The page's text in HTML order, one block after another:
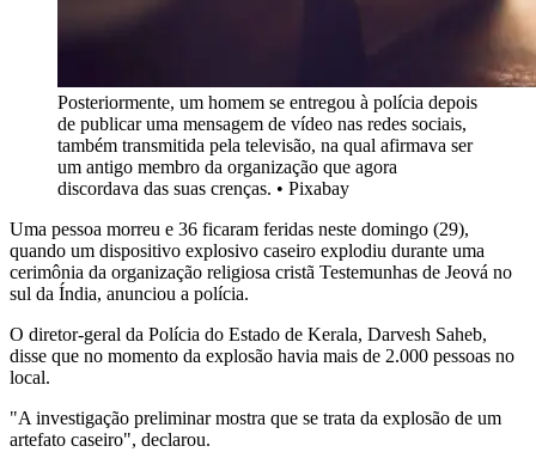
Posteriormente, um homem se entregou à polícia depois
de publicar uma mensagem de vídeo nas redes sociais,
também transmitida pela televisão, na qual afirmava ser
um antigo membro da organização que agora
discordava das suas crenças. • Pixabay
Uma pessoa morreu e 36 ficaram feridas neste domingo (29),
quando um dispositivo explosivo caseiro explodiu durante uma
cerimônia da organização religiosa cristã Testemunhas de Jeová no
sul da Índia, anunciou a polícia.
O diretor-geral da Polícia do Estado de Kerala, Darvesh Saheb,
disse que no momento da explosão havia mais de 2.000 pessoas no
local.
"A investigação preliminar mostra que se trata da explosão de um
artefato caseiro", declarou.